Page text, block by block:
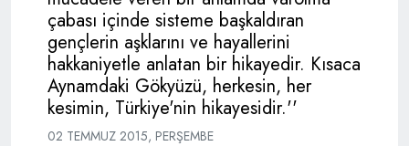
çabası içinde sisteme başkaldıran
gençlerin aşklarını ve hayallerini
hakkaniyetle anlatan bir hikayedir. Kısaca
Aynamdaki Gökyüzü, herkesin, her
kesimin, Türkiye'nin hikayesidir.''
02 TEMMUZ 2015, PERŞEMBE